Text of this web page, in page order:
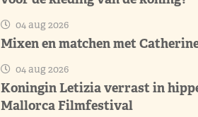
04 aug 2026
Mixen en matchen met
04 aug 2026
Koningin Letizia verrast in
Mallorca Filmfestival